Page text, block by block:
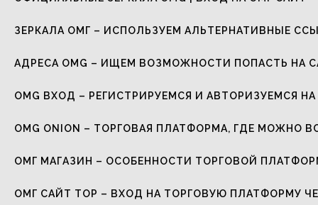
ЗЕРКАЛА ОМГ – ИСПОЛЬЗУЕМ АЛЬТЕРНАТИВНЫЕ
АДРЕСА OMG – ИЩЕМ ВОЗМОЖНОСТИ ПОПАСТЬ НА
OMG ВХОД – РЕГИСТРИРУЕМСЯ И АВТОРИЗУЕМСЯ
OMG ONION – ТОРГОВАЯ ПЛАТФОРМА, ГДЕ МОЖНО
ОМГ МАГАЗИН – ОСОБЕННОСТИ ТОРГОВОЙ
ОМГ САЙТ ТОР – ВХОД НА ТОРГОВУЮ ПЛАТФОРМУ